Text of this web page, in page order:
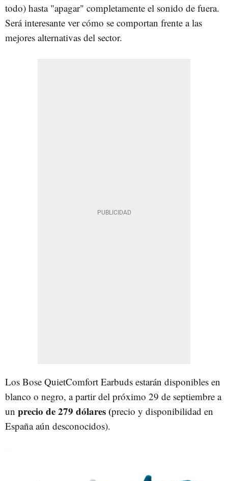
todo) hasta "apagar" completamente el sonido de fuera.
Será interesante ver cómo se comportan frente a las
mejores alternativas del sector.
Los Bose QuietComfort Earbuds estarán disponibles en
blanco o negro, a partir del próximo 29 de septiembre a
un precio de 279 dólares (precio y disponibilidad en
España aún desconocidos).